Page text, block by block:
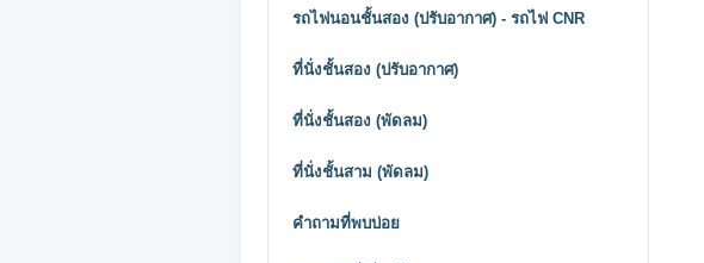
รถไฟนอนชั้นสอง (ปรับอากาศ) - รถไฟ CNR
ที่นั่งชั้นสอง (ปรับอากาศ)
ที่นั่งชั้นสอง (พัดลม)
ที่นั่งชั้นสาม (พัดลม)
คำถามที่พบบ่อย